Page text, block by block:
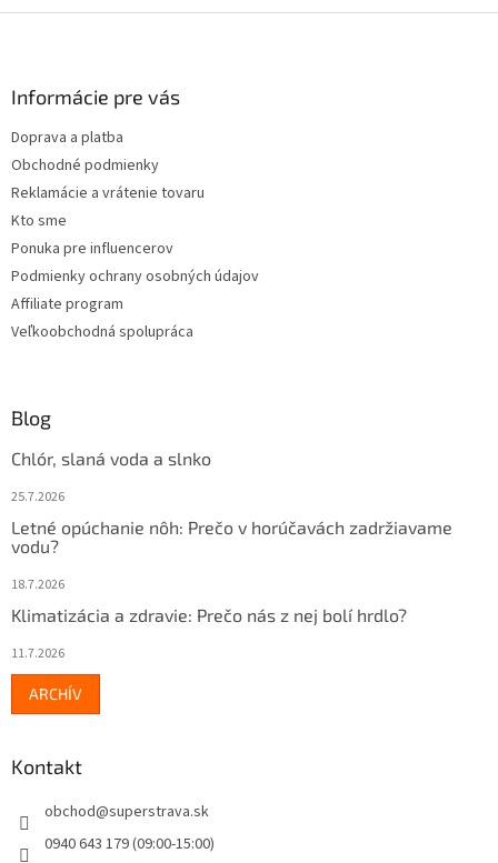
Informácie pre vás
Doprava a platba
Obchodné podmienky
Reklamácie a vrátenie tovaru
Kto sme
Ponuka pre influencerov
Podmienky ochrany osobných údajov
Affiliate program
Veľkoobchodná spolupráca
Blog
Chlór, slaná voda a slnko
25.7.2026
Letné opúchanie nôh: Prečo v horúčavách zadržiavame
vodu?
18.7.2026
Klimatizácia a zdravie: Prečo nás z nej bolí hrdlo?
11.7.2026
ARCHÍV
Kontakt
obchod@superstrava.sk
0940 643 179 (09:00-15:00)